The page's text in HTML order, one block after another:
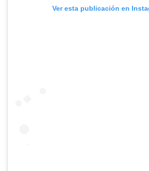
Ver esta publicación en